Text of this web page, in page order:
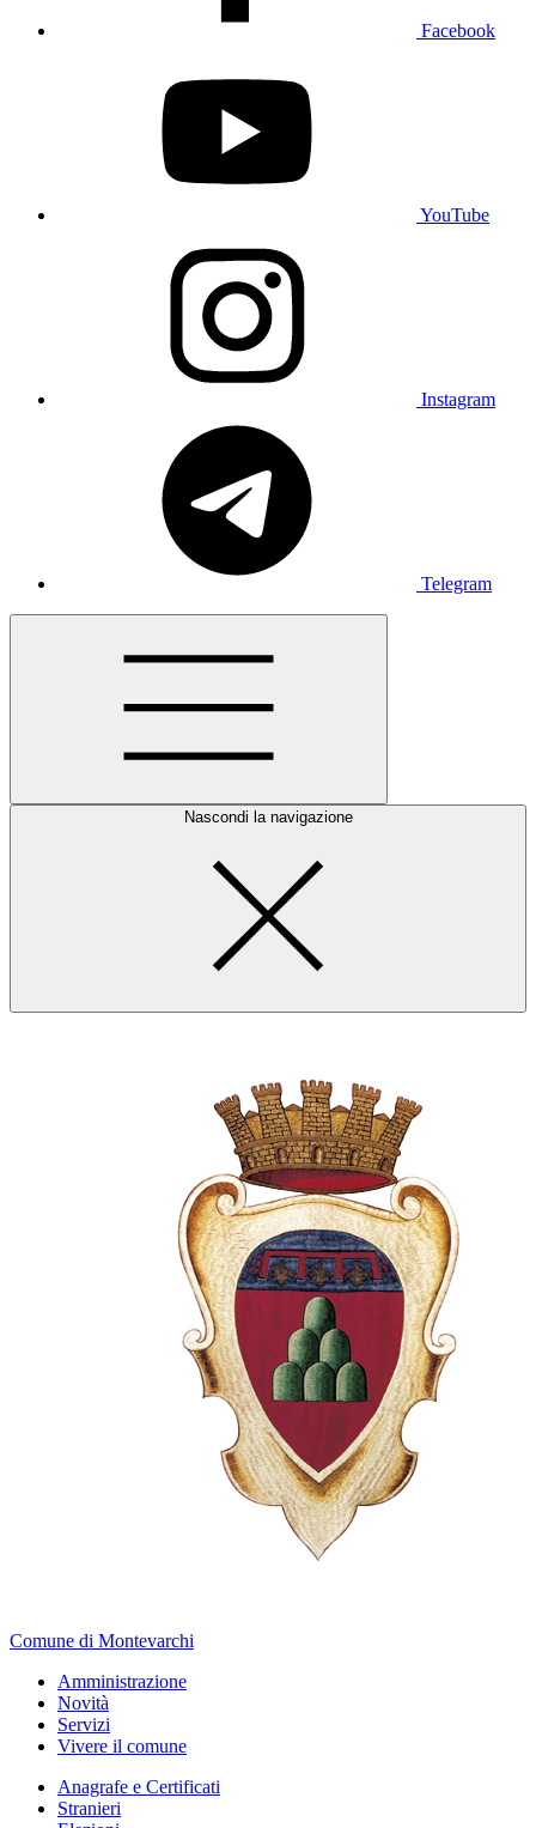
Facebook
YouTube
Instagram
Telegram
Nascondi la navigazione
Comune di Montevarchi
Amministrazione
Novità
Servizi
Vivere il comune
Anagrafe e Certificati
Stranieri